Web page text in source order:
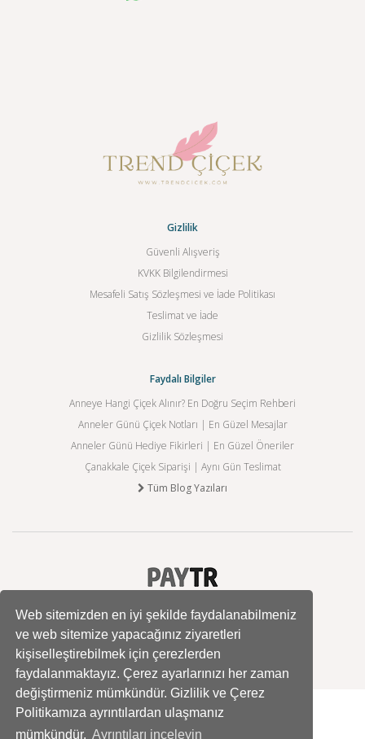
Web sitemizden en iyi şekilde faydalanabilmeniz
ve web sitemize yapacağınız ziyaretleri
kişiselleştirebilmek için çerezlerden
faydalanmaktayız. Çerez ayarlarınızı her zaman
değiştirmeniz mümkündür. Gizlilik ve Çerez
Politikamıza ayrıntılardan ulaşmanız
mümkündür. Ayrıntıları inceleyin
Gizlilik
Güvenli Alışveriş
KVKK Bilgilendirmesi
Mesafeli Satış Sözleşmesi ve İade Politikası
Teslimat ve İade
Gizlilik Sözleşmesi
Faydalı Bilgiler
Anneye Hangi Çiçek Alınır? En Doğru Seçim Rehberi
Anneler Günü Çiçek Notları | En Güzel Mesajlar
Anneler Günü Hediye Fikirleri | En Güzel Öneriler
Çanakkale Çiçek Siparişi | Aynı Gün Teslimat
Tüm Blog Yazıları